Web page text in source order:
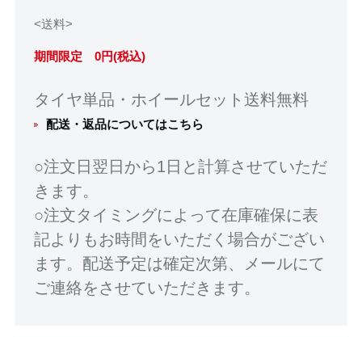
<送料>
期間限定 0円(税込)
タイヤ単品・ホイールセット送料無料
配送・返品についてはこちら
○注文日翌日から1日と計算させていただ
きます。
○注文タイミングによって在庫確保に表
記よりもお時間をいただく場合がござい
ます。配送予定は確定次第、メールにて
ご連絡をさせていただきます。